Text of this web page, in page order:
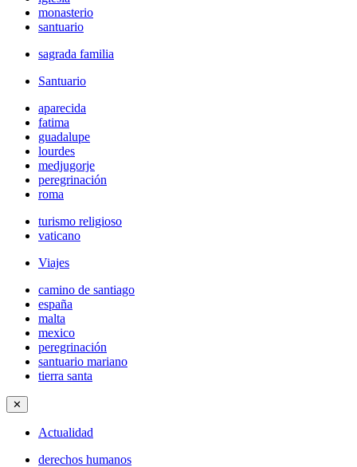
monasterio
santuario
sagrada familia
Santuario
aparecida
fatima
guadalupe
lourdes
medjugorje
peregrinación
roma
turismo religioso
vaticano
Viajes
camino de santiago
españa
malta
mexico
peregrinación
santuario mariano
tierra santa
✕
Actualidad
derechos humanos